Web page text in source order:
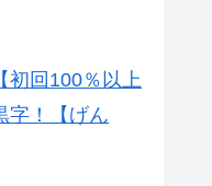
回100％以上
字！【げん